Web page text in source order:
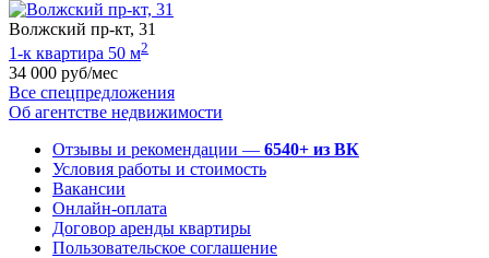
Волжский пр-кт, 31
1-к квартира 50 м2
34 000 руб/мес
Все спецпредложения
Об агентстве недвижимости
Отзывы и рекомендации — 6540+ из ВК
Условия работы и стоимость
Вакансии
Онлайн-оплата
Договор аренды квартиры
Пользовательское соглашение